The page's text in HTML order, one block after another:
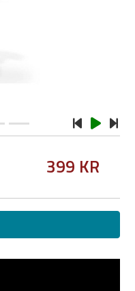
399 KR